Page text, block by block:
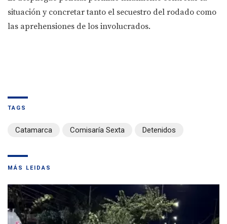
situación y concretar tanto el secuestro del rodado como
las aprehensiones de los involucrados.
TAGS
Catamarca Comisaría Sexta Detenidos
MÁS LEIDAS